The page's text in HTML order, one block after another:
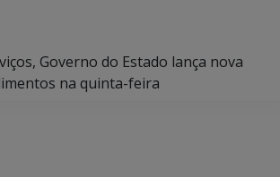
Governo do Estado lança nova
na quinta-feira